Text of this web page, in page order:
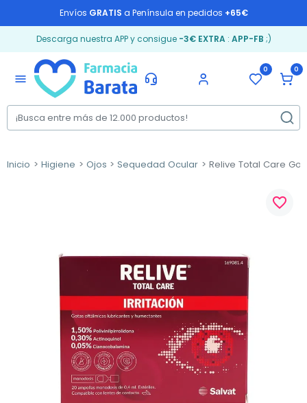
Envíos GRATIS a Península en pedidos +65€
Descarga nuestra APP y consigue -3€ EXTRA: APP-FB ;)
menu
0 0
Inicio Higiene Ojos Sequedad Ocular Relive Total Care
favorite_border